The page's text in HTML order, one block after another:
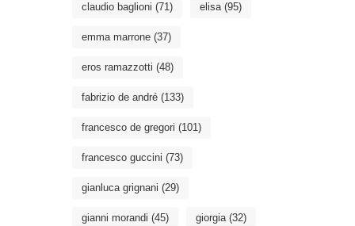
claudio baglioni (71) elisa(95)
emma marrone (37)
eros ramazzotti (48)
fabrizio de andré (133)
francesco de gregori (101)
francesco guccini (73)
gianluca grignani (29)
gianni morandi (45) giorgia(32)